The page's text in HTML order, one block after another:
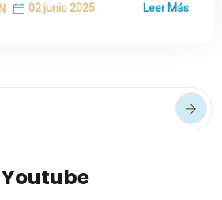
02 junio 2025 Leer Más
Youtube